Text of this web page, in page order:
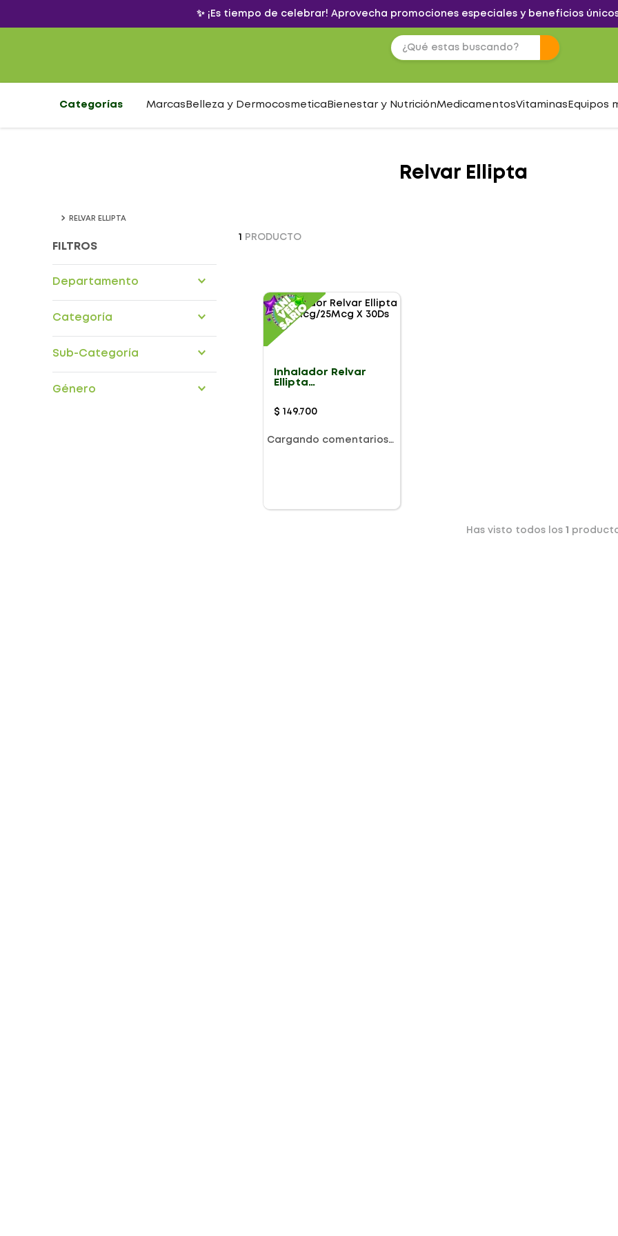
✨ ¡Es tiempo de celebrar! Aprovecha promociones especiales y beneficios
Categorías Marcas Belleza y Dermocosmetica Bienestar y NutriciónMedicamentosVitaminas Equipos
Relvar Ellipta
RELVAR ELLIPTA
FILTROS
Departamento
Categoría
Sub-Categoría
Género
1 PRODUCTO
Inhalador Relvar
Ellipta
$ 149.700
Cargando comentarios…
Has visto todos los 1